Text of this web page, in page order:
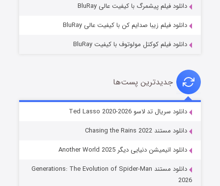
خاندان اژدها فصل ۳
دانلود فیلم پیشمرگ با کیفیت عالی BluRay
دانلود فیلم زیبا صدایم کن با کیفیت عالی BluRay
دانلود فیلم کوکتل مولوتوف با کیفیت BluRay
جدیدترین پست‌ها
دانلود سریال تد لاسو Ted Lasso 2020-2026
دانلود مستند Chasing the Rains 2022
دانلود انیمیشن دنیایی دیگر Another World 2025
دانلود مستند Generations: The Evolution of Spider-Man
2026